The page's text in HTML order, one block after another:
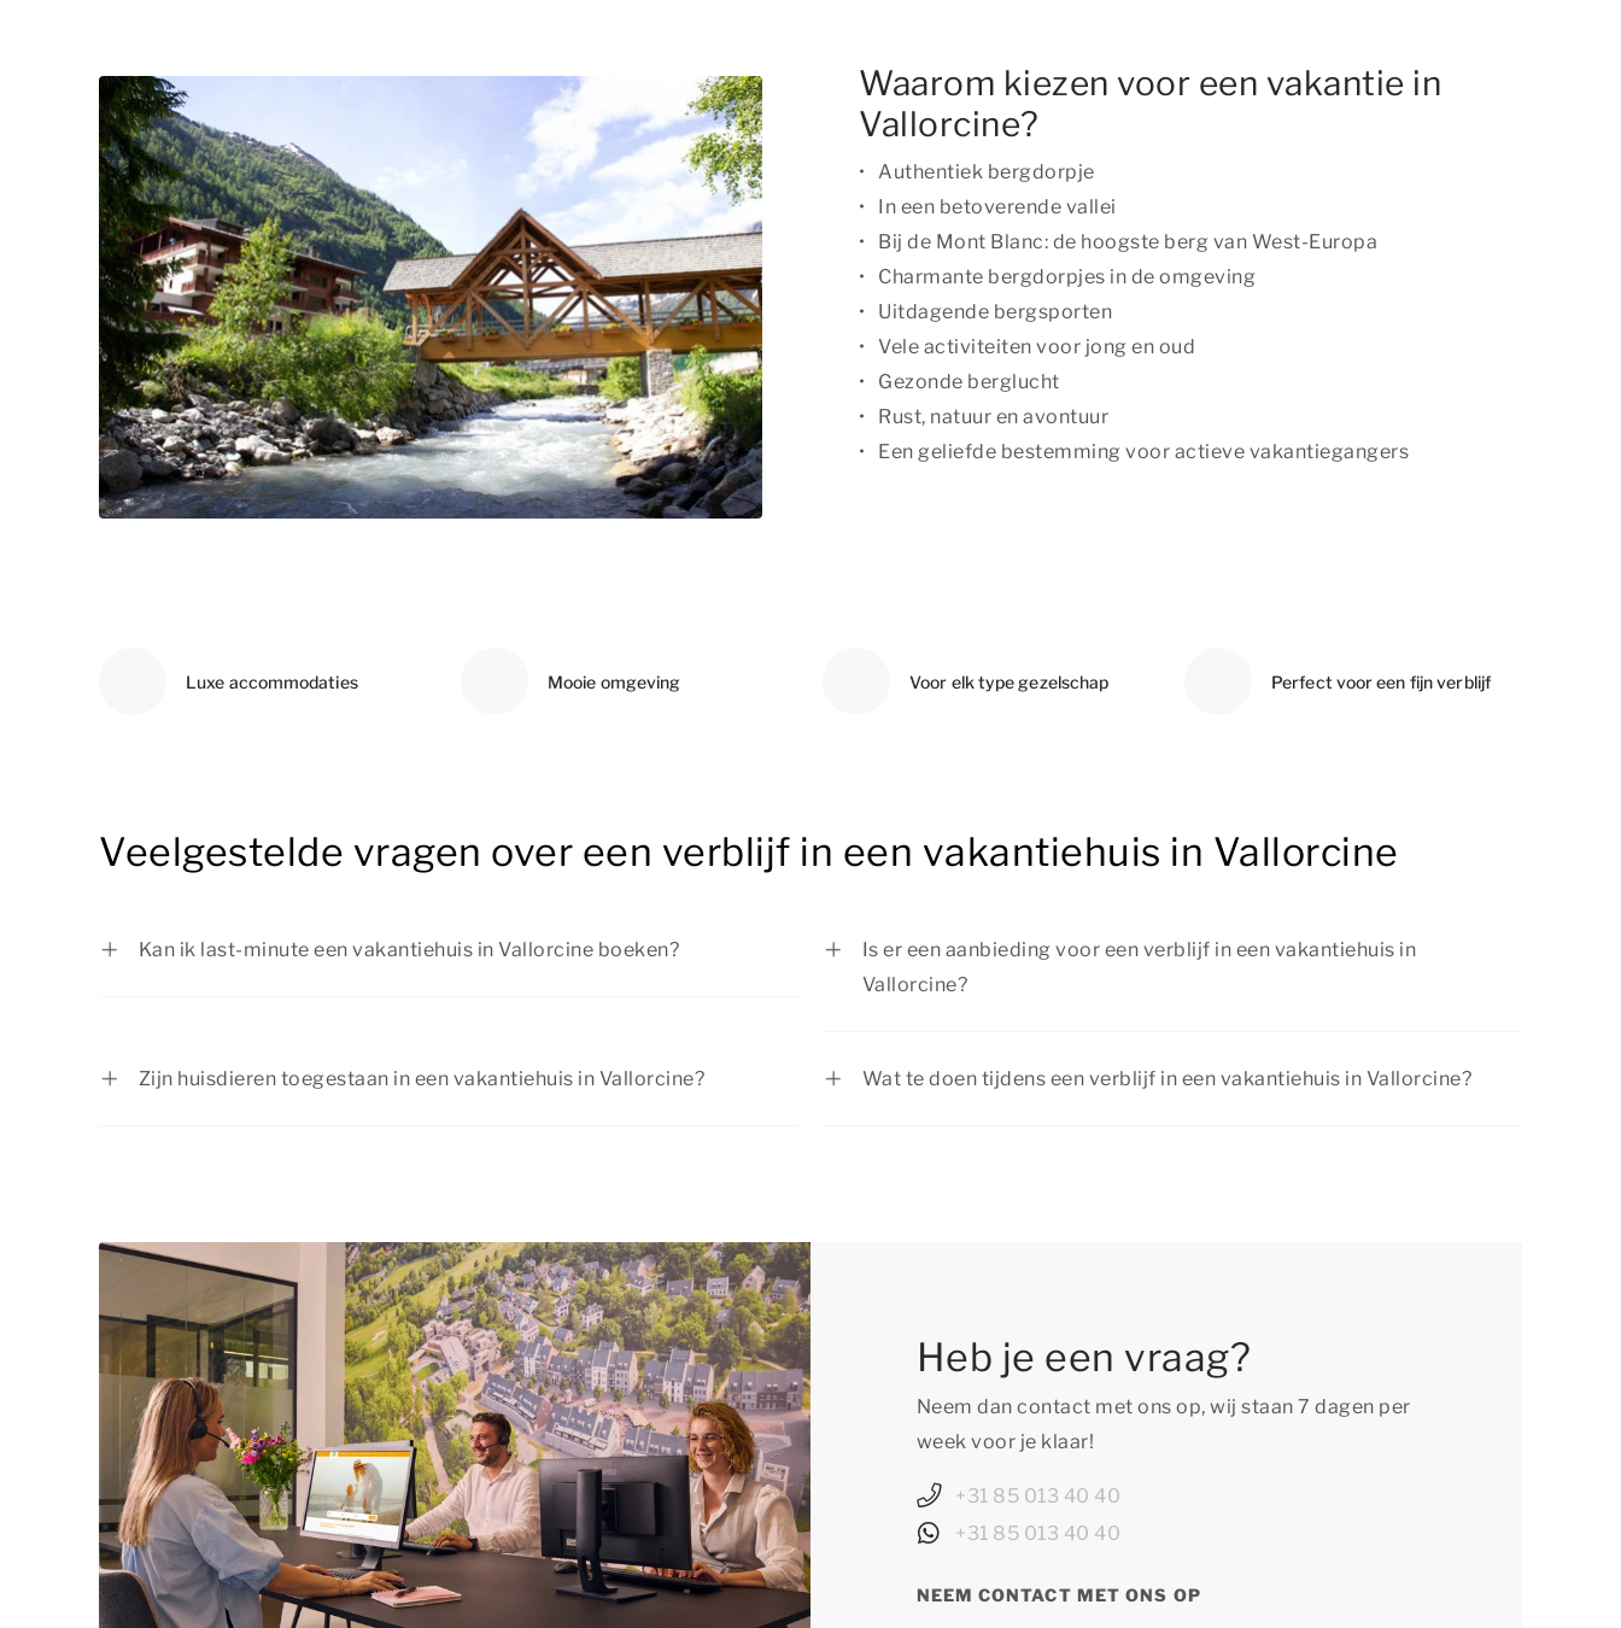
Waarom kiezen voor een vakantie in
Vallorcine?
Authentiek bergdorpje
In een betoverende vallei
Bij de Mont Blanc: de hoogste berg van West-Europa
Charmante bergdorpjes in de omgeving
Uitdagende bergsporten
Vele activiteiten voor jong en oud
Gezonde berglucht
Rust, natuur en avontuur
Een geliefde bestemming voor actieve vakantiegangers
Luxe accommodaties Mooie omgeving Voor elk type gezelschap Perfect voor een fijn verblijf
Veelgestelde vragen over een verblijf in een vakantiehuis in Vallorcine
Kan ik last-minute een vakantiehuis in Vallorcine boeken?
Is er een aanbieding voor een verblijf in een vakantiehuis in
Vallorcine?
Zijn huisdieren toegestaan in een vakantiehuis in Vallorcine?
Wat te doen tijdens een verblijf in een vakantiehuis in Vallorcine?
Heb je een vraag?
Neem dan contact met ons op, wij staan 7 dagen per
week voor je klaar!
+31 85 013 40 40
+31 85 013 40 40
NEEM CONTACT MET ONS OP